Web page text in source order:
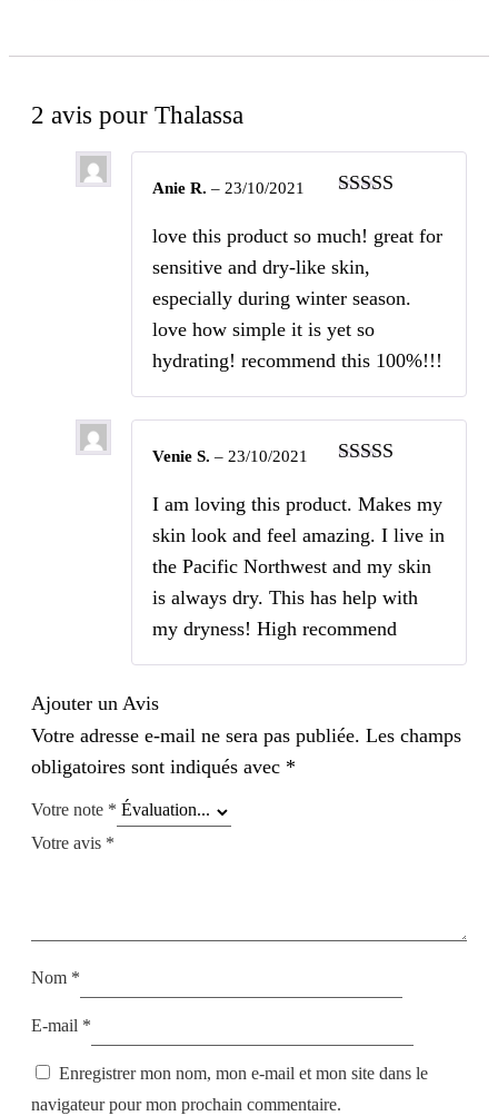
2 avis pour Thalassa
5
Anie R. – 23/10/2021
love this product so much! great for
sensitive and dry-like skin,
especially during winter season.
love how simple it is yet so
hydrating! recommend this 100%!!!
Venie S. – 23/10/2021
I am loving this product. Makes my
skin look and feel amazing. I live in
the Pacific Northwest and my skin
is always dry. This has help with
my dryness! High recommend
Ajouter un Avis
Votre adresse e-mail ne sera pas publiée. Les champs
obligatoires sont indiqués avec *
Votre note *
Votre avis *
Nom *
E-mail *
Enregistrer mon nom, mon e-mail et mon site dans le
navigateur pour mon prochain commentaire.